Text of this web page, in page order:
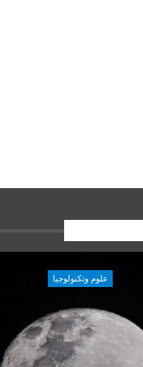
علوم وتكنولوجيا